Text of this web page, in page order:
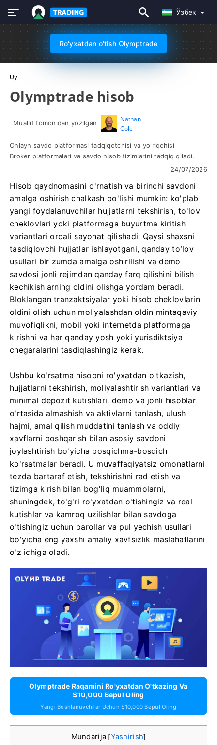
Ўзбек
Ro'yxatdan o'tish Olymptrade
Uy
Olymptrade hisob
Muallif tomonidan yozilgan
Nathan
Cole
Onlayn savdo platformasi tadqiqotchisi va yo'riqchisi
Broker platformalari va savdo hisob tizimlarini tadqiq qiladi.
24/07/2026
Hisob qaydnomasini o'rnatish va birinchi savdoni
amalga oshirish chalkash bo'lishi mumkin: ko'plab
yangi foydalanuvchilar hujjatlarni tekshirish, to'lov
cheklovlari yoki platformaga buyurtma kiritish
variantlari orqali sayohat qilishadi. Qaysi shaxsni
tasdiqlovchi hujjatlar ishlayotgani, qanday toʻlov
usullari bir zumda amalga oshirilishi va demo
savdosi jonli rejimdan qanday farq qilishini bilish
kechikishlarning oldini olishga yordam beradi.
Bloklangan tranzaktsiyalar yoki hisob cheklovlarini
oldini olish uchun moliyalashdan oldin mintaqaviy
muvofiqlikni, mobil yoki internetda platformaga
kirishni va har qanday yosh yoki yurisdiktsiya
chegaralarini tasdiqlashingiz kerak.
Ushbu ko'rsatma hisobni ro'yxatdan o'tkazish,
hujjatlarni tekshirish, moliyalashtirish variantlari va
minimal depozit kutishlari, demo va jonli hisoblar
o'rtasida almashish va aktivlarni tanlash, ulush
hajmi, amal qilish muddatini tanlash va oddiy
xavflarni boshqarish bilan asosiy savdoni
joylashtirish bo'yicha bosqichma-bosqich
ko'rsatmalar beradi. U muvaffaqiyatsiz omonatlarni
tezda bartaraf etish, tekshirishni rad etish va
tizimga kirish bilan bog'liq muammolarni,
shuningdek, to'g'ri ro'yxatdan o'tishingiz va real
kutishlar va kamroq uzilishlar bilan savdoga
o'tishingiz uchun parollar va pul yechish usullari
bo'yicha eng yaxshi amaliy xavfsizlik maslahatlarini
o'z ichiga oladi.
Olymptrade Raqamini Ro'yxatdan O'tkazing Va
$10,000 Bepul Oling
Yangi Boshlanuvchilar Uchun $10,000 Bepul Oling
Mundarija [Yashirish]